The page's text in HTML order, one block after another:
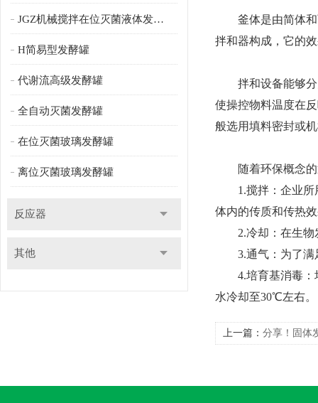
JGZ机械搅拌在位灭菌液体发酵罐
H简易型发酵罐
代谢流高级发酵罐
全自动灭菌发酵罐
在位灭菌玻璃发酵罐
离位灭菌玻璃发酵罐
反应器
其他
釜体是由简体和
拌和器构成，它的
拌和设备能够分
使操控物料温度在
般选用填料密封或
随着环保概念的
1.搅拌：企业所用
体内的传质和传热
2.冷却：在生物发
3.通气：为了满
4.培育基消毒：
水冷却至30℃左右。
上一篇： 分享！固体